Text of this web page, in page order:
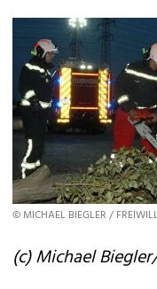
© MICHAEL BIEGLER /
(c) Michael